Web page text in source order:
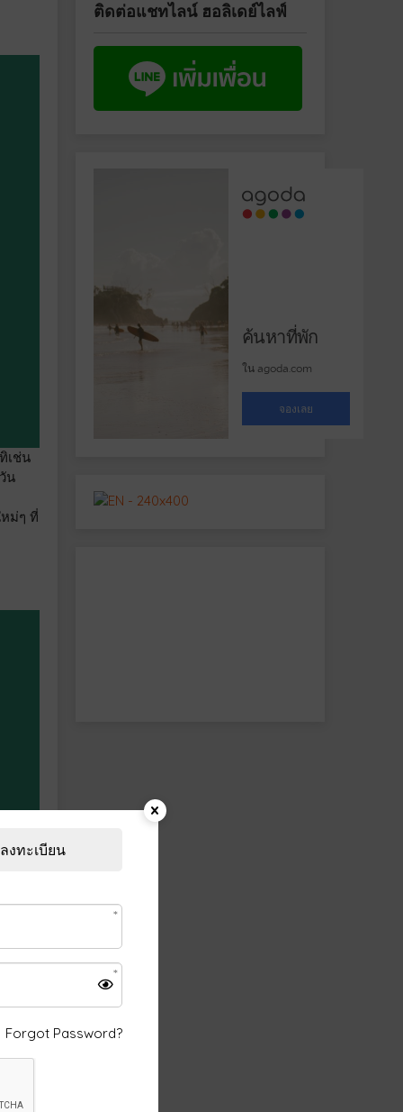
เช่น
น
ม่ๆ ที่
คง
ง
ง
ธ์กัน
มาน
ติดต่อแชทไลน์ ฮอลิเดย์ไลฟ์
ลงทะเบียน
Forgot Password?